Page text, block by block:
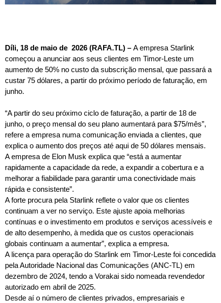
Bom dia RAFA
7:00 AM - 9:00 AM
7:00 AM - 10:00 AM
Díli, 18 de maio de 2026 (RAFA.TL) – A empresa Starlink
começou a anunciar aos seus clientes em Timor-Leste um
aumento de 50% no custo da subscrição mensal, que passará a
custar 75 dólares, a partir do próximo período de faturação, em
junho.
“A partir do seu próximo ciclo de faturação, a partir de 18 de
junho, o preço mensal do seu plano aumentará para $75/mês”,
refere a empresa numa comunicação enviada a clientes, que
explica o aumento dos preços até aqui de 50 dólares mensais.
A empresa de Elon Musk explica que “está a aumentar
rapidamente a capacidade da rede, a expandir a cobertura e a
melhorar a fiabilidade para garantir uma conectividade mais
rápida e consistente”.
A forte procura pela Starlink reflete o valor que os clientes
continuam a ver no serviço. Este ajuste apoia melhorias
contínuas e o investimento em produtos e serviços acessíveis e
de alto desempenho, à medida que os custos operacionais
globais continuam a aumentar”, explica a empresa.
A licença para operação do Starlink em Timor-Leste foi concedida
pela Autoridade Nacional das Comunicações (ANC-TL) em
dezembro de 2024, tendo a Vorakai sido nomeada revendedor
autorizado em abril de 2025.
Desde aí o número de clientes privados, empresariais e